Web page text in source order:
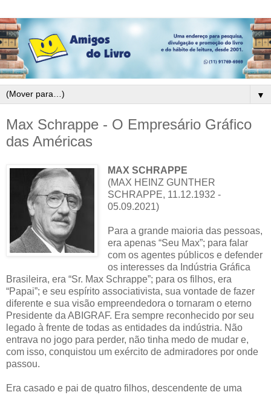
▼
Max Schrappe - O Empresário Gráfico
das Américas
MAX SCHRAPPE
(MAX HEINZ GUNTHER
SCHRAPPE, 11.12.1932 -
05.09.2021)
Para a grande maioria das pessoas,
era apenas “Seu Max”; para falar
com os agentes públicos e defender
os interesses da Indústria Gráfica
Brasileira, era “Sr. Max Schrappe”; para os filhos, era
“Papai”; e seu espírito associativista, sua vontade de fazer
diferente e sua visão empreendedora o tornaram o eterno
Presidente da ABIGRAF. Era sempre reconhecido por seu
legado à frente de todas as entidades da indústria. Não
entrava no jogo para perder, não tinha medo de mudar e,
com isso, conquistou um exército de admiradores por onde
passou.
Era casado e pai de quatro filhos, descendente de uma